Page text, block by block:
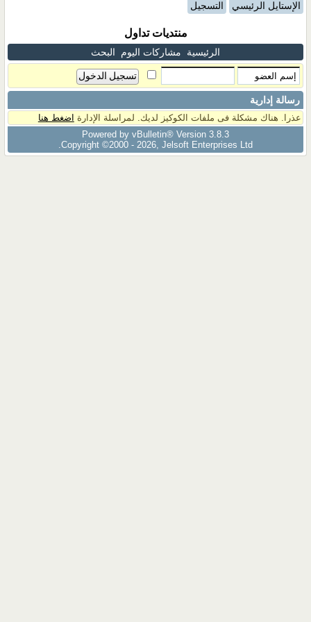
الإستايل الرئيسي التسجيل
منتديات تداول
الرئيسية مشاركات اليوم البحث
رسالة إدارية
عذرا. هناك مشكلة فى ملفات الكوكيز لديك. لمراسلة الإدارة اضغط هنا
Powered by vBulletin® Version 3.8.3
Copyright ©2000 - 2026, Jelsoft Enterprises Ltd.